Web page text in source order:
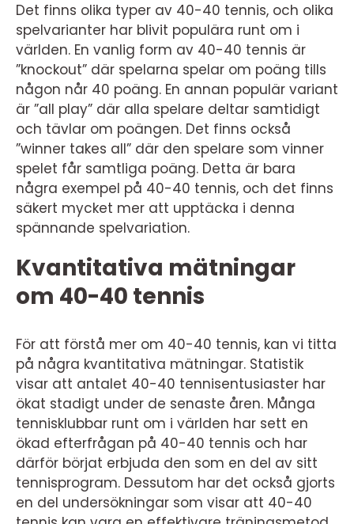
Det finns olika typer av 40-40 tennis, och olika
spelvarianter har blivit populära runt om i
världen. En vanlig form av 40-40 tennis är
”knockout” där spelarna spelar om poäng tills
någon når 40 poäng. En annan populär variant
är ”all play” där alla spelare deltar samtidigt
och tävlar om poängen. Det finns också
”winner takes all” där den spelare som vinner
spelet får samtliga poäng. Detta är bara
några exempel på 40-40 tennis, och det finns
säkert mycket mer att upptäcka i denna
spännande spelvariation.
Kvantitativa mätningar
om 40-40 tennis
För att förstå mer om 40-40 tennis, kan vi titta
på några kvantitativa mätningar. Statistik
visar att antalet 40-40 tennisentusiaster har
ökat stadigt under de senaste åren. Många
tennisklubbar runt om i världen har sett en
ökad efterfrågan på 40-40 tennis och har
därför börjat erbjuda den som en del av sitt
tennisprogram. Dessutom har det också gjorts
en del undersökningar som visar att 40-40